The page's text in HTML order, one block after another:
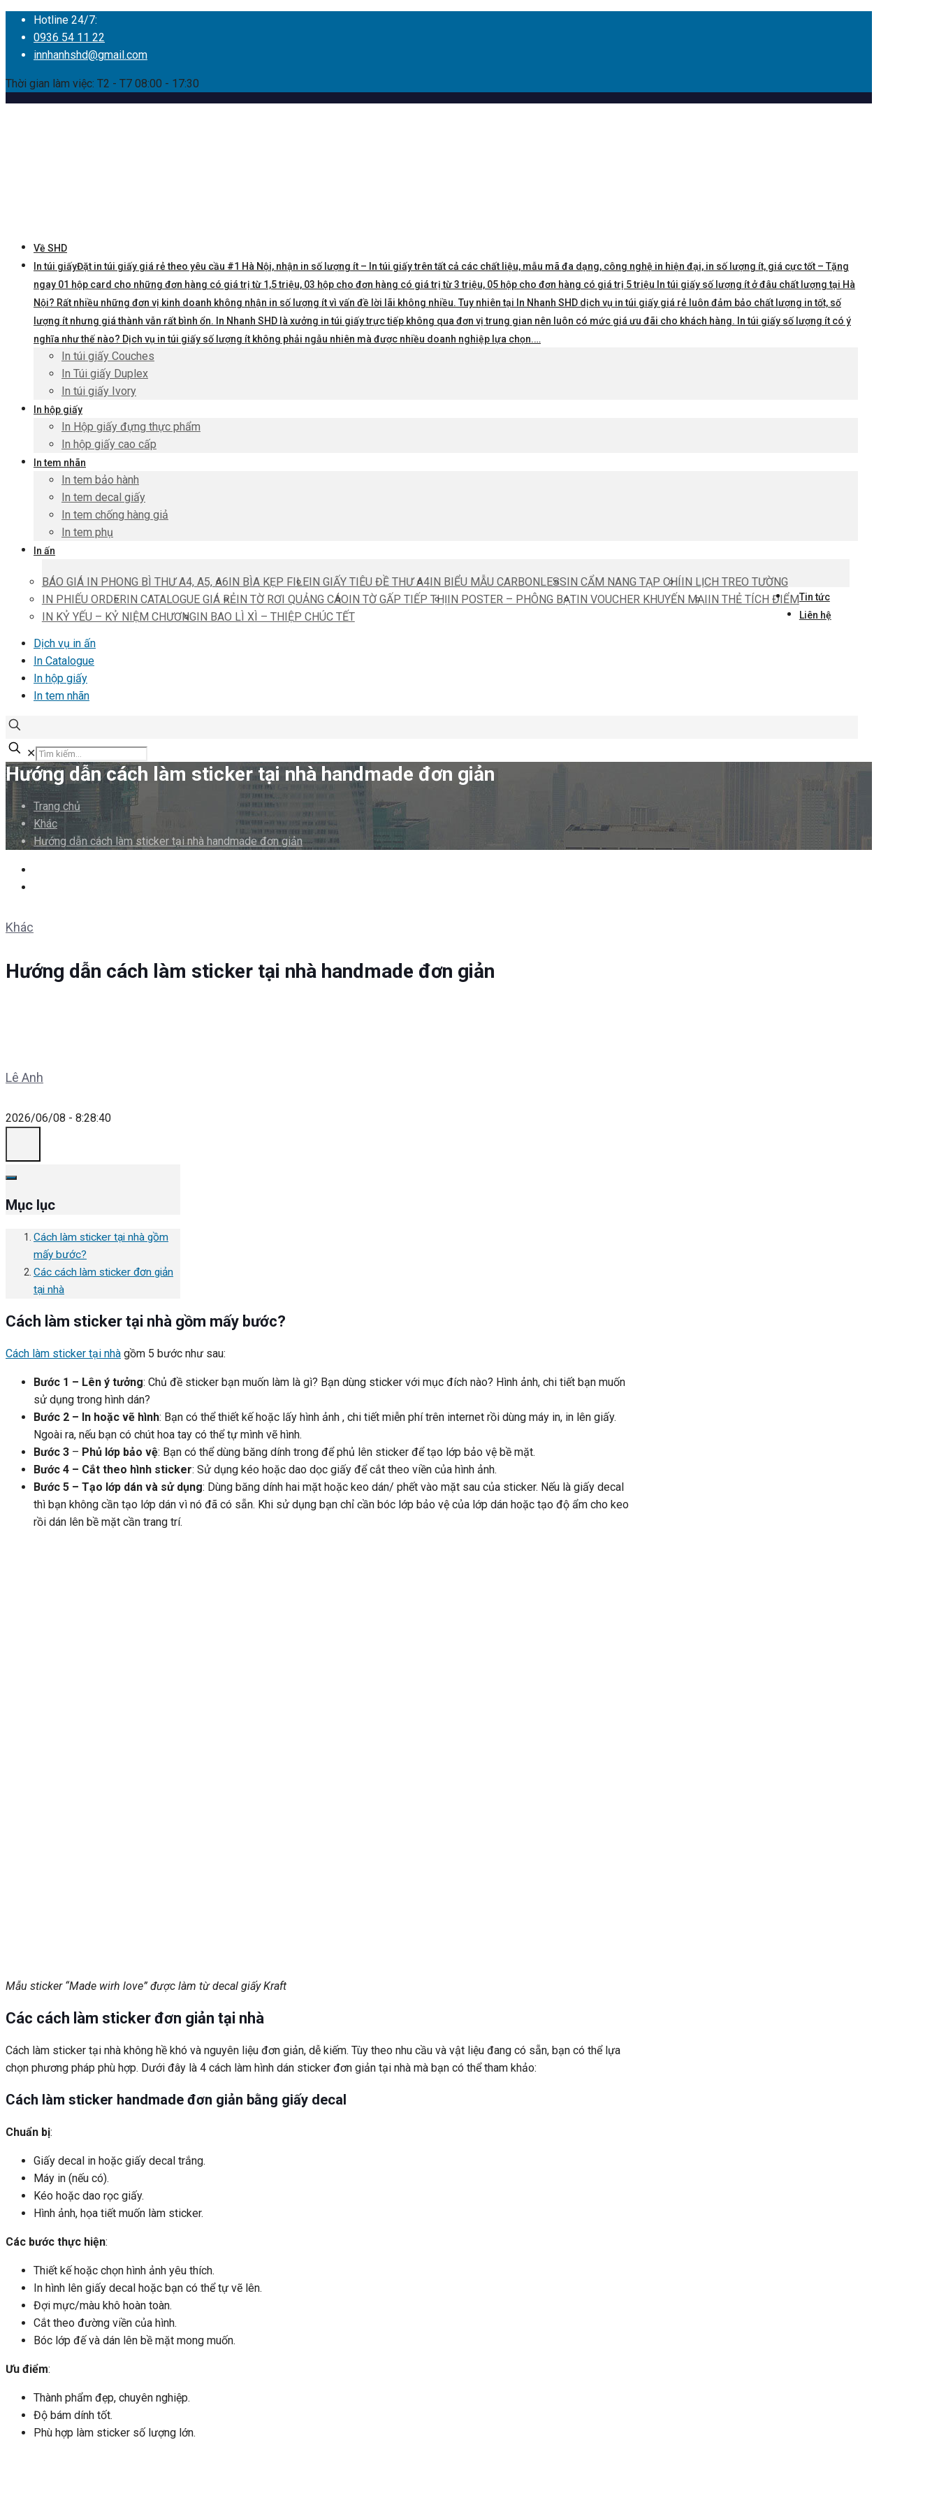
Hotline 24/7:
0936 54 11 22
innhanhshd@gmail.com
Thời gian làm việc: T2 - T7 08:00 - 17:30
Về SHD
In túi giấyĐặt in túi giấy giá rẻ theo yêu cầu #1 Hà Nội, nhận in số lượng ít – In túi giấy trên tất cả các chất liệu, mẫu mã đa dạng, công nghệ in hiện đại, in số lượng ít, giá cực tốt – Tặng
ngay 01 hộp card cho những đơn hàng có giá trị từ 1,5 triệu, 03 hộp cho đơn hàng có giá trị từ 3 triệu, 05 hộp cho đơn hàng có giá trị 5 triệu In túi giấy số lượng ít ở đâu chất lượng tại Hà
Nội? Rất nhiều những đơn vị kinh doanh không nhận in số lượng ít vì vấn đề lời lãi không nhiều. Tuy nhiên tại In Nhanh SHD dịch vụ in túi giấy giá rẻ luôn đảm bảo chất lượng in tốt, số
lượng ít nhưng giá thành vẫn rất bình ổn. In Nhanh SHD là xưởng in túi giấy trực tiếp không qua đơn vị trung gian nên luôn có mức giá ưu đãi cho khách hàng. In túi giấy số lượng ít có ý
nghĩa như thế nào? Dịch vụ in túi giấy số lượng ít không phải ngẫu nhiên mà được nhiều doanh nghiệp lựa chọn.…
In túi giấy Couches
In Túi giấy Duplex
In túi giấy Ivory
In hộp giấy
In Hộp giấy đựng thực phẩm
In hộp giấy cao cấp
In tem nhãn
In tem bảo hành
In tem decal giấy
In tem chống hàng giả
In tem phụ
In ấn
BÁO GIÁ IN PHONG BÌ THƯ A4, A5, A6IN BÌA KẸP FILEIN GIẤY TIÊU ĐỀ THƯ A4IN BIỂU MẪU CARBONLESSIN CẨM NANG TẠP CHÍIN LỊCH TREO TƯỜNG
IN PHIẾU ORDERIN CATALOGUE GIÁ RẺIN TỜ RƠI QUẢNG CÁOIN TỜ GẤP TIẾP THỊIN POSTER – PHÔNG BẠTIN VOUCHER KHUYẾN MẠIIN THẺ TÍCH ĐIỂM
IN KỶ YẾU – KỶ NIỆM CHƯƠNGIN BAO LÌ XÌ – THIỆP CHÚC TẾT
Tin tức
Liên hệ
Dịch vụ in ấn
In Catalogue
In hộp giấy
In tem nhãn
✕
Hướng dẫn cách làm sticker tại nhà handmade đơn giản
Trang chủ
Khác
Hướng dẫn cách làm sticker tại nhà handmade đơn giản
Khác
Hướng dẫn cách làm sticker tại nhà handmade đơn giản
Lê Anh
2026/06/08 - 8:28:40
Mục lục
Cách làm sticker tại nhà gồm
mấy bước?
Các cách làm sticker đơn giản
tại nhà
Cách làm sticker tại nhà gồm mấy bước?
Cách làm sticker tại nhà gồm 5 bước như sau:
Bước 1 – Lên ý tưởng: Chủ đề sticker bạn muốn làm là gì? Bạn dùng sticker với mục đích nào? Hình ảnh, chi tiết bạn muốn
sử dụng trong hình dán?
Bước 2 – In hoặc vẽ hình: Bạn có thể thiết kế hoặc lấy hình ảnh , chi tiết miễn phí trên internet rồi dùng máy in, in lên giấy.
Ngoài ra, nếu bạn có chút hoa tay có thể tự mình vẽ hình.
Bước 3 – Phủ lớp bảo vệ: Bạn có thể dùng băng dính trong để phủ lên sticker để tạo lớp bảo vệ bề mặt.
Bước 4 – Cắt theo hình sticker: Sử dụng kéo hoặc dao dọc giấy để cắt theo viền của hình ảnh.
Bước 5 – Tạo lớp dán và sử dụng: Dùng băng dính hai mặt hoặc keo dán/ phết vào mặt sau của sticker. Nếu là giấy decal
thì bạn không cần tạo lớp dán vì nó đã có sẵn. Khi sử dụng bạn chỉ cần bóc lớp bảo vệ của lớp dán hoặc tạo độ ẩm cho keo
rồi dán lên bề mặt cần trang trí.
Mẫu sticker “Made wirh love” được làm từ decal giấy Kraft
Các cách làm sticker đơn giản tại nhà
Cách làm sticker tại nhà không hề khó và nguyên liệu đơn giản, dễ kiếm. Tùy theo nhu cầu và vật liệu đang có sẵn, bạn có thể lựa
chọn phương pháp phù hợp. Dưới đây là 4 cách làm hình dán sticker đơn giản tại nhà mà bạn có thể tham khảo:
Cách làm sticker handmade đơn giản bằng giấy decal
Chuẩn bị:
Giấy decal in hoặc giấy decal trắng.
Máy in (nếu có).
Kéo hoặc dao rọc giấy.
Hình ảnh, họa tiết muốn làm sticker.
Các bước thực hiện:
Thiết kế hoặc chọn hình ảnh yêu thích.
In hình lên giấy decal hoặc bạn có thể tự vẽ lên.
Đợi mực/màu khô hoàn toàn.
Cắt theo đường viền của hình.
Bóc lớp đế và dán lên bề mặt mong muốn.
Ưu điểm:
Thành phẩm đẹp, chuyên nghiệp.
Độ bám dính tốt.
Phù hợp làm sticker số lượng lớn.